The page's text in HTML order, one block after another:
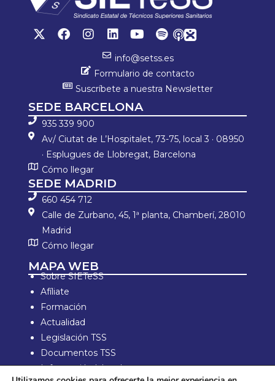
info@setss.es
Formulario de contacto
Suscríbete a nuestra Newsletter
SEDE BARCELONA
935 339 900
Av/ Ciutat de L’Hospitalet, 73-75, local 3 · 08950
· Esplugues de Llobregat, Barcelona
Cómo llegar
SEDE MADRID
660 454 712
Calle de Zurbano, 45, 1ª planta, Chamberí, 28010
Madrid
Cómo llegar
MAPA WEB
Sobre SIETeSS
Afíliate
Formación
Actualidad
Legislación TSS
Documentos TSS
Información laboral